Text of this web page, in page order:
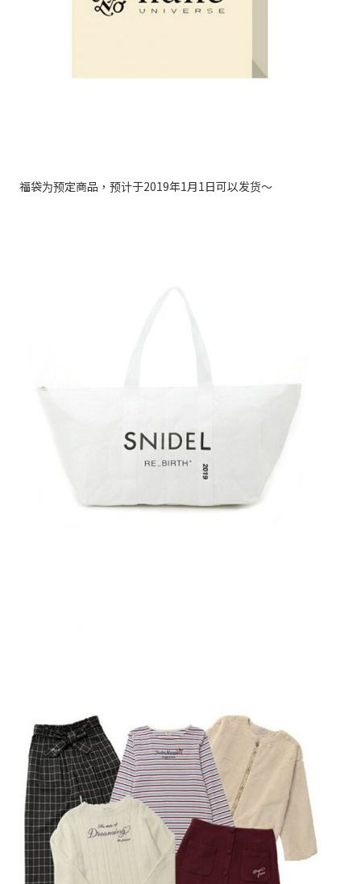
福袋为预定商品，预计于2019年1月1日可以发货～